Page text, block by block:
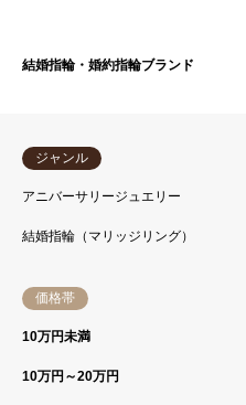
結婚指輪・婚約指輪ブランド
ジャンル
アニバーサリージュエリー
結婚指輪（マリッジリング）
価格帯
10万円未満
10万円～20万円